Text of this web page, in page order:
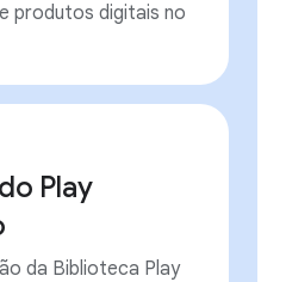
produtos digitais no
Play
da Biblioteca Play